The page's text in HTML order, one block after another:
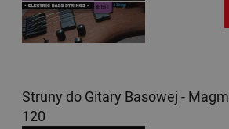
Struny do Gitary Basowej -
120